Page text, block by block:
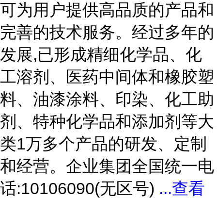
可为用户提供高品质的产品和
完善的技术服务。经过多年的
发展,已形成精细化学品、化
工溶剂、医药中间体和橡胶塑
料、油漆涂料、印染、化工助
剂、特种化学品和添加剂等大
类1万多个产品的研发、定制
和经营。企业集团全国统一电
话:10106090(无区号) ...查看